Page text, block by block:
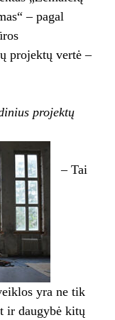
– pagal
projektų vertė –
projektų
– Tai
yra ne tik
ir daugybė kitų